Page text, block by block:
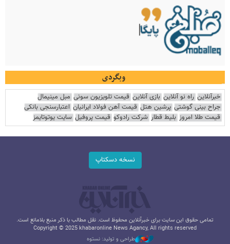
وبگردی
خبرآنلاین راه نو آنلاین بازی آنلاین قیمت تلویزیون سونی مبل مینیمال
جراح بینی گوشتی پرشین هتل قیمت آهن فولاد ایرانیان اعتبارسنجی بانکی
قیمت طلا امروز بلیط قطار شرکت رادوکو قیمت پروفیل سایت یوتوتایمز
نسخه دسکتاپ
تمامی حقوق این سایت برای خبرآنلاین محفوظ است. نقل مطالب با ذکر منبع بلامانع است.
Copyright © 2025 khabaronline News Agancy, All rights reserved
طراحی و تولید: نستوه